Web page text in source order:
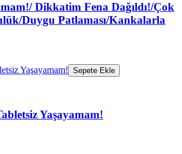
Dikkatim Fena Dağıldı!/Çok
Duygu Patlaması/Kankalarla
Sepete Ekle
Yaşayamam!